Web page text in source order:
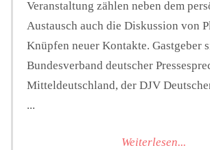
Veranstaltung zählen neben dem
Austausch auch die Diskussion von
Knüpfen neuer Kontakte. Gastgeber
Bundesverband deutscher
Mitteldeutschland, der DJV
...
Weiterlesen...